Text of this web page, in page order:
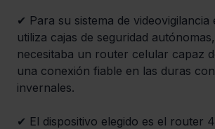
✔ Para su sistema de videovigilancia
utiliza cajas de seguridad
necesitaba un router celular capaz
una conexión fiable en las duras
invernales.
✔ El dispositivo elegido es el router